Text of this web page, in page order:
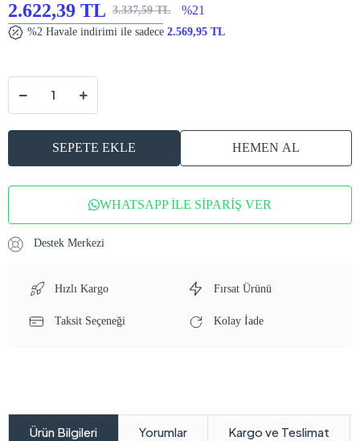
2.622,39 TL 3.337,59 TL %21
%2 Havale indirimi ile sadece 2.569,95 TL
SEPETE EKLE HEMEN AL
WHATSAPP İLE SİPARİŞ VER
Destek Merkezi
Hızlı Kargo Fırsat Ürünü
Taksit Seçeneği Kolay İade
Ürün Bilgileri Yorumlar Kargo ve Teslimat